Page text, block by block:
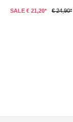
SALE € 21,20* € 24,90*